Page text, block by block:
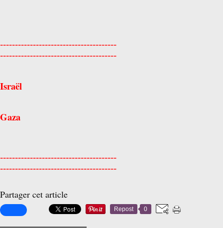
---------------------------------------
---------------------------------------
Israël
Gaza
---------------------------------------
---------------------------------------
Partager cet article
Repost 0